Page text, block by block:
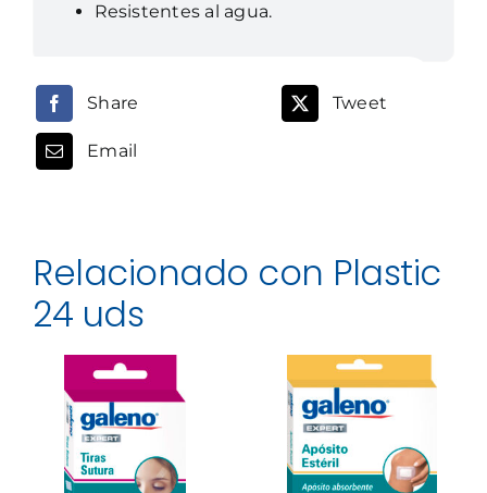
Resistentes al agua.
Share Tweet
Email
Relacionado con Plastic
24 uds